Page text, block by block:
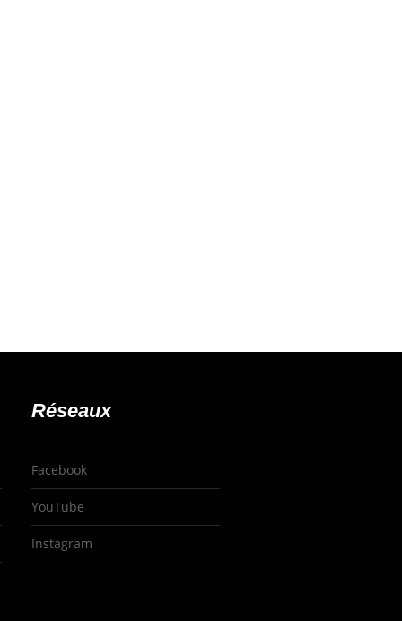
Réseaux
Facebook
YouTube
Instagram